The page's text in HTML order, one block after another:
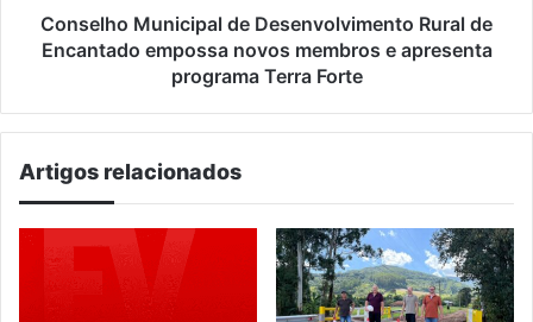
membros
Terra
Conselho Municipal de Desenvolvimento Rural de
Encantado empossa novos membros e apresenta
programa Terra Forte
Artigos relacionados